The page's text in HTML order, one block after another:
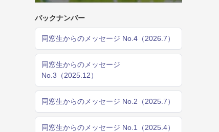
バックナンバー
同窓生からのメッセージ No.4（2026.7）
同窓生からのメッセージ
No.3（2025.12）
同窓生からのメッセージ No.2（2025.7）
同窓生からのメッセージ No.1（2025.4）